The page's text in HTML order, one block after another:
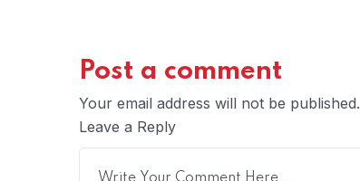
Post a comment
Your email address will not be published.
Leave a Reply